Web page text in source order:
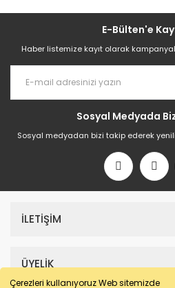
Çerezleri kullanıyoruz Web sitemizde
E-Bülten'e
Haber listemize kayıt olarak
Sosyal Medyada
Sosyal medyadan bizi takip ederek
İLETİŞİM
ÜYELİK